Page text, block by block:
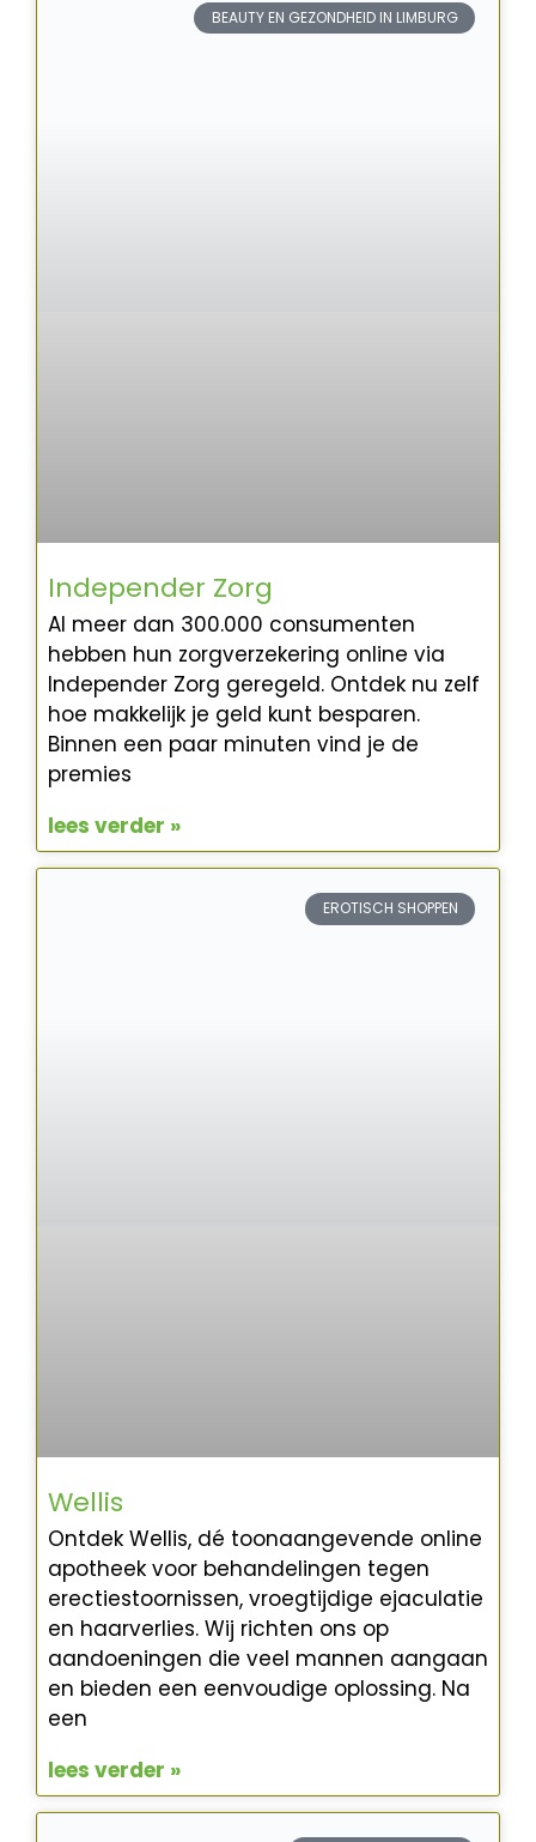
BEAUTY EN GEZONDHEID IN LIMBURG
Independer Zorg
Al meer dan 300.000 consumenten
hebben hun zorgverzekering online via
Independer Zorg geregeld. Ontdek nu zelf
hoe makkelijk je geld kunt besparen.
Binnen een paar minuten vind je de
premies
lees verder »
EROTISCH SHOPPEN
Wellis
Ontdek Wellis, dé toonaangevende online
apotheek voor behandelingen tegen
erectiestoornissen, vroegtijdige ejaculatie
en haarverlies. Wij richten ons op
aandoeningen die veel mannen aangaan
en bieden een eenvoudige oplossing. Na
een
lees verder »